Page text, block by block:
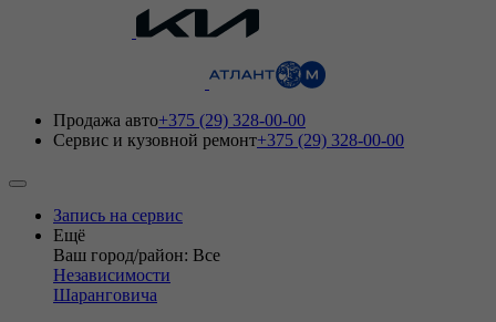
Продажа авто+375 (29) 328-00-00
Сервис и кузовной ремонт+375 (29) 328-00-00
Запись на сервис
Ещё
Ваш город/район: Все
Независимости
Шаранговича